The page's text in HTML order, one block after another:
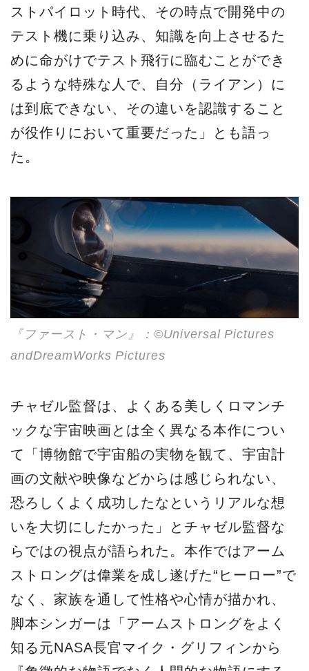
ストパイロット時代、その時点で開発中の
テスト機に乗り込み、知識を向上させるた
めに命がけでテスト飛行に臨むことができ
るような特殊な人で、自分（ライアン）に
は到底できない、その違いを認識すること
が役作りにおいて重要だった」とも語っ
た。
『ファースト・マン』：©Universal Pictures
andDreamWorks Pictures
チャゼル監督は、よくある美しくロマンチ
ックな宇宙映画とは全く異なる本作につい
て「博物館で宇宙船の実物を観て、宇宙計
画の文献や映像などからは感じられない、
恐ろしくよく成功したなというリアルな想
いを大切にしたかった」とチャゼル監督な
らではの視点が語られた。本作ではアーム
ストロングは偉業を成し遂げた“ヒーロー”で
なく、家族を通して性格や心情が描かれ、
脚本シンガーは「アームストロングをよく
知る元NASA長官マイク・グリフィンから